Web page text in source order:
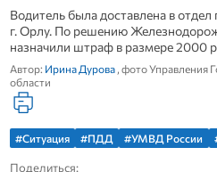
Водитель была доставлена в
г. Орлу. По решению
назначили штраф в размере 2000
Автор: Ирина Дурова, фото Управления
области
#Ситуация #ПДД #УМВД России
Поделиться: